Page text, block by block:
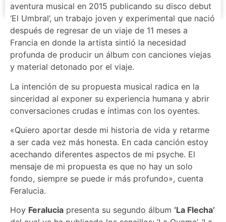
aventura musical en 2015 publicando su disco debut
‘El Umbral’, un trabajo joven y experimental que nació
después de regresar de un viaje de 11 meses a
Francia en donde la artista sintió la necesidad
profunda de producir un álbum con canciones viejas
y material detonado por el viaje.
La intención de su propuesta musical radica en la
sinceridad al exponer su experiencia humana y abrir
conversaciones crudas e íntimas con los oyentes.
«Quiero aportar desde mi historia de vida y retarme
a ser cada vez más honesta. En cada canción estoy
acechando diferentes aspectos de mi psyche. El
mensaje de mi propuesta es que no hay un solo
fondo, siempre se puede ir más profundo», cuenta
Feralucia.
Hoy Feralucia presenta su segundo álbum ‘La Flecha’